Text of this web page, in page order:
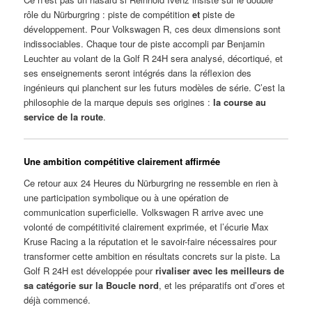
rôle du Nürburgring : piste de compétitionet piste de
développement. Pour Volkswagen R, ces deux dimensions sont
indissociables. Chaque tour de piste accompli par Benjamin
Leuchter au volant de la Golf R 24H sera analysé, décortiqué, et
ses enseignements seront intégrés dans la réflexion des
ingénieurs qui planchent sur les futurs modèles de série. C’est la
philosophie de la marque depuis ses origines :la course au
service de la route.
Une ambition compétitive clairement affirmée
Ce retour aux 24 Heures du Nürburgring ne ressemble en rien à
une participation symbolique ou à une opération de
communication superficielle. Volkswagen R arrive avec une
volonté de compétitivité clairement exprimée, et l’écurie Max
Kruse Racing a la réputation et le savoir-faire nécessaires pour
transformer cette ambition en résultats concrets sur la piste. La
Golf R 24H est développée pourrivaliser avec les meilleurs de
sa catégorie sur la Boucle nord, et les préparatifs ont d’ores et
déjà commencé.